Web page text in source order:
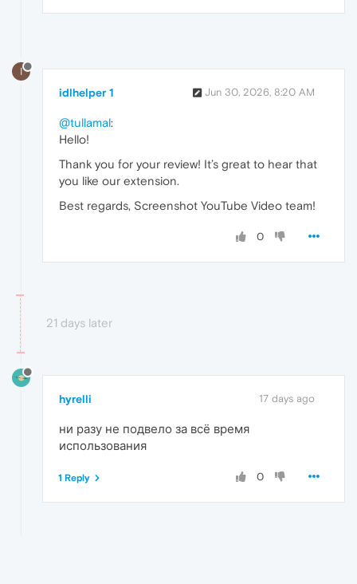
I
idlhelper 1 Jun 30, 2026, 8:20 AM
@tullamal:
Hello!
Thank you for your review! It’s great to hear that
you like our extension.
Best regards, Screenshot YouTube Video team!
0
21 days later
hyrelli 17 days ago
ни разу не подвело за всё время
использования
0
1 Reply